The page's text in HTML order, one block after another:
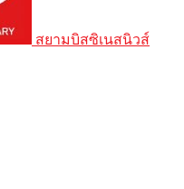
สยามบิสซิเนสนิวส์